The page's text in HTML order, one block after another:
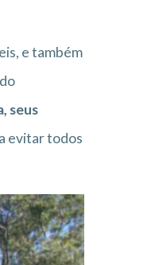
e também
seus
evitar todos